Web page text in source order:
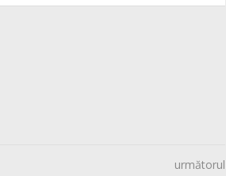
următorul